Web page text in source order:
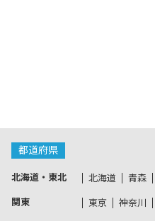
都道府県
北海道・東北 北海道 青森
関東 東京 神奈川